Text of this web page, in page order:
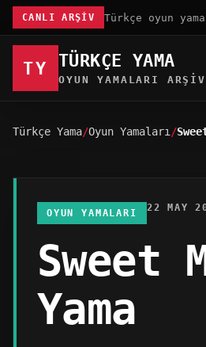
CANLI ARŞIV Türkçe oyun
TY TÜRKÇE YAMA
OYUN YAMALARI
Türkçe Yama Oyun Yamaları
OYUN YAMALARI 22 MAY
Sweet
Yama